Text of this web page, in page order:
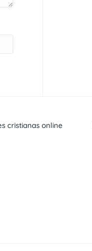
cristianas online